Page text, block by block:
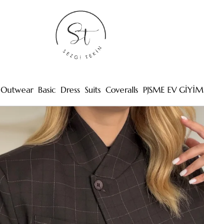
Outwear Basic Dress Suits Coveralls PJSME EV GİYİM